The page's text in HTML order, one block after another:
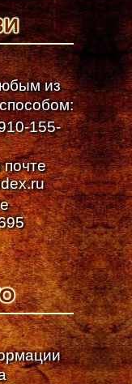
из
155-
почте